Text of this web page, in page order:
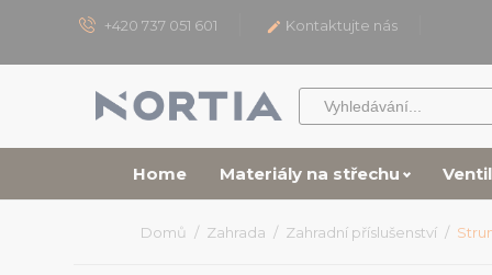
+420 737 051 601  Kontaktujte nás
Home Materiály na střechu
Domů Zahrada Zahradní příslušenství